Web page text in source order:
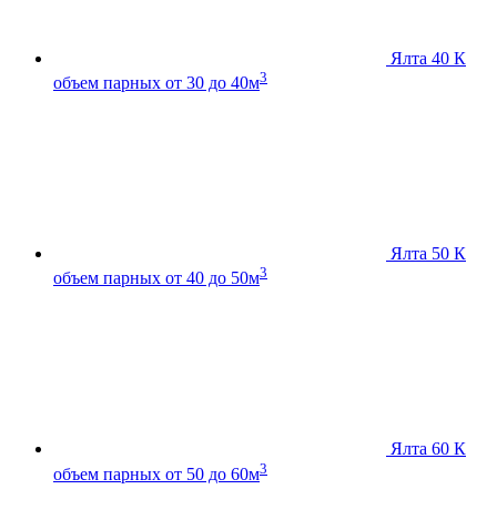
Ялта 40 К
объем парных от 30 до 40м3
Ялта 50 К
объем парных от 40 до 50м3
Ялта 60 К
объем парных от 50 до 60м3